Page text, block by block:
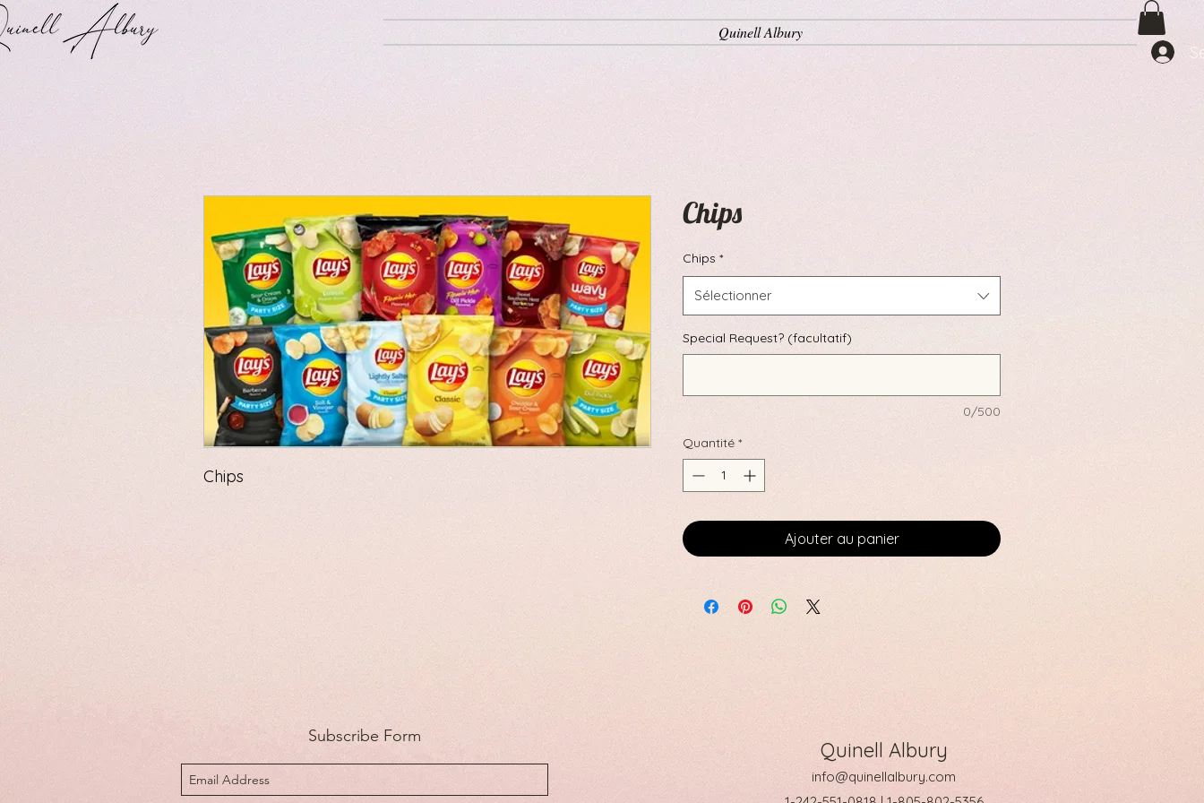
Quinell Albury
Chips
Chips
Chips *
Sélectionner
Special Request? (facultatif)
0/500
Quantité *
Ajouter au panier
Subscribe Form
Quinell Albury
info@quinellalbury.com